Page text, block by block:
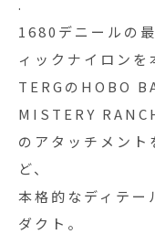
.
1680デニールの
ィックナイロンを
TERGのHOBO
MISTERY
のアタッチメン
ど、
本格的なディテー
ダクト。